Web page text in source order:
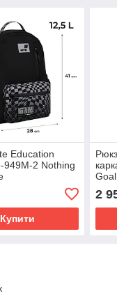
Education
949M-2 Nothing
Купити
Goal
2